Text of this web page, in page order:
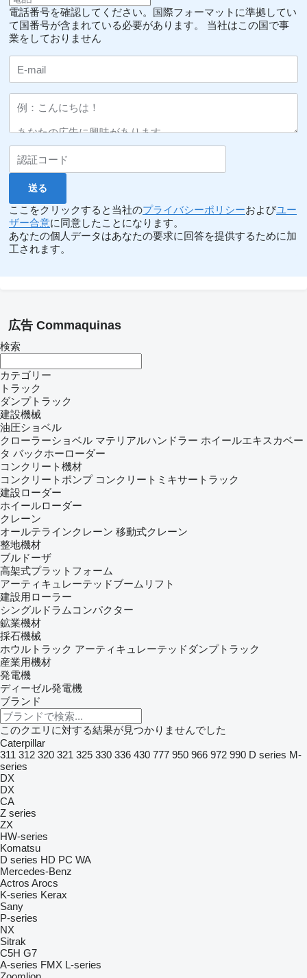
電話番号を確認してください。国際フォーマットに準拠してい
て国番号が含まれている必要があります。
当社はこの国で事
業をしておりません
ここをクリックすると当社のプライバシーポリシーおよびユー
ザー合意に同意したことになります。
あなたの個人データはあなたの要求に回答を提供するために加
工されます。
広告 Commaquinas
検索
カテゴリー
トラック
ダンプトラック
建設機械
油圧ショベル
クローラーショベル マテリアルハンドラー ホイールエキスカベー
タ バックホーローダー
コンクリート機材
コンクリートポンプ コンクリートミキサートラック
建設ローダー
ホイールローダー
クレーン
オールテラインクレーン 移動式クレーン
整地機材
ブルドーザ
高架式プラットフォーム
アーティキュレーテッドブームリフト
建設用ローラー
シングルドラムコンパクター
鉱業機材
採石機械
ホウルトラック アーティキュレーテッドダンプトラック
産業用機材
発電機
ディーゼル発電機
ブランド
このクエリに対する結果が見つかりませんでした
Caterpillar
311 312 320 321 325 330 336 430 777 950 966 972 990 D series M-
series
DX
DX
CA
Z series
ZX
HW-series
Komatsu
D series HD PC WA
Mercedes-Benz
Actros Arocs
K-series Kerax
Sany
P-series
NX
Sitrak
C5H G7
A-series FMX L-series